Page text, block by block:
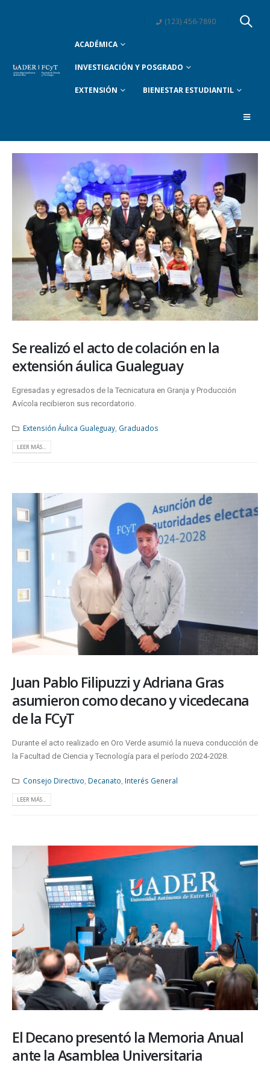
(123) 456-7890
ACADÉMICA
INVESTIGACIÓN Y POSGRADO
EXTENSIÓN BIENESTAR ESTUDIANTIL
Se realizó el acto de colación en la
extensión áulica Gualeguay
Egresadas y egresados de la Tecnicatura en Granja y Producción
Avícola recibieron sus recordatorio.
Extensión Áulica Gualeguay, Graduados
LEER MÁS...
Juan Pablo Filipuzzi y Adriana Gras
asumieron como decano y vicedecana
de la FCyT
Durante el acto realizado en Oro Verde asumió la nueva conducción de
la Facultad de Ciencia y Tecnología para el período 2024-2028.
Consejo Directivo Decanato Interés General
LEER MÁS...
El Decano presentó la Memoria Anual
ante la Asamblea Universitaria